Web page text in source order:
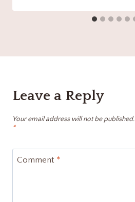
Leave a Reply
Your email address will not be published.
*
Comment *